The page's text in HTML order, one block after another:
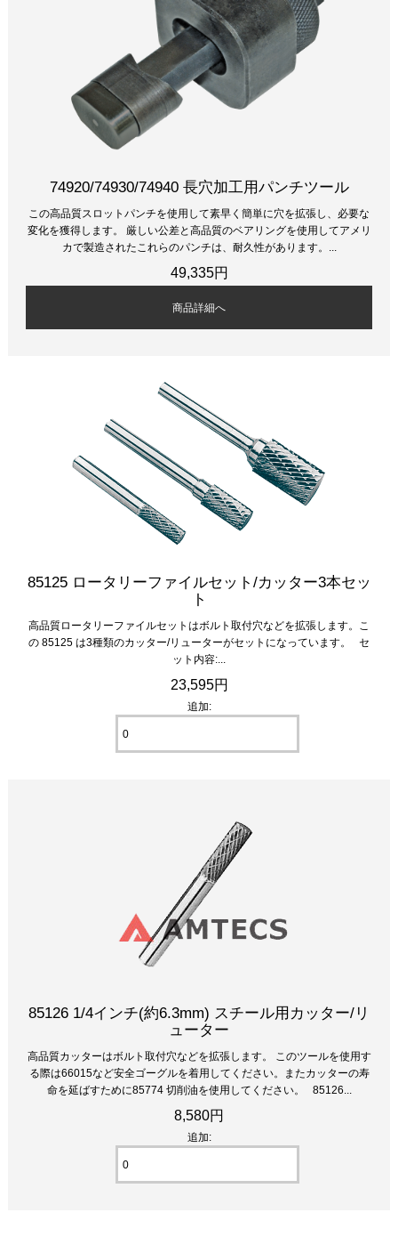
74920/74930/74940 長穴加工用パンチツール
この高品質スロットパンチを使用して素早く簡単に穴を拡張し、必要な
変化を獲得します。 厳しい公差と高品質のベアリングを使用してアメリ
カで製造されたこれらのパンチは、耐久性があります。...
49,335円
商品詳細へ
85125 ロータリーファイルセット/カッター3本セッ
ト
高品質ロータリーファイルセットはボルト取付穴などを拡張します。こ
の 85125 は3種類のカッター/リューターがセットになっています。 セ
ット内容:...
23,595円
追加:
85126 1/4インチ(約6.3mm) スチール用カッター/リ
ューター
高品質カッターはボルト取付穴などを拡張します。 このツールを使用す
る際は66015など安全ゴーグルを着用してください。またカッターの寿
命を延ばすために85774 切削油を使用してください。 85126...
8,580円
追加: